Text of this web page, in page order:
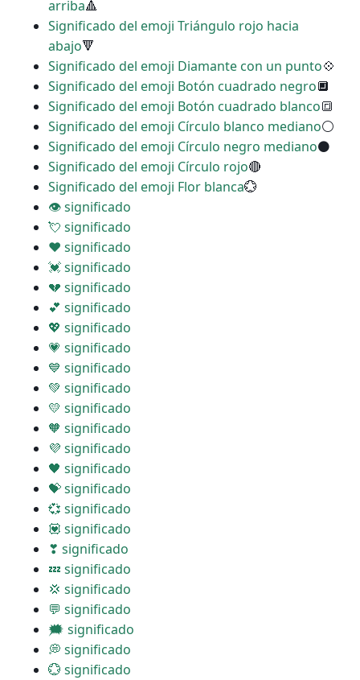
arriba🔺
Significado del emoji Triángulo rojo hacia
abajo🔻
Significado del emoji Diamante con un punto💠
Significado del emoji Botón cuadrado negro🔲
Significado del emoji Botón cuadrado blanco🔳
Significado del emoji Círculo blanco mediano⚪
Significado del emoji Círculo negro mediano⚫
Significado del emoji Círculo rojo🔴
Significado del emoji Flor blanca💮
👁 significado
💘 significado
❤ significado
💓 significado
💔 significado
💕 significado
💖 significado
💗 significado
💙 significado
💚 significado
💛 significado
🧡 significado
💜 significado
🖤 significado
💝 significado
💞 significado
💟 significado
❣ significado
💤 significado
💢 significado
💬 significado
🗯 significado
💭 significado
💮 significado